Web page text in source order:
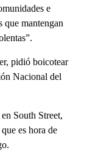
e
que mantengan
pidió boicotear
Nacional del
South Street,
es hora de